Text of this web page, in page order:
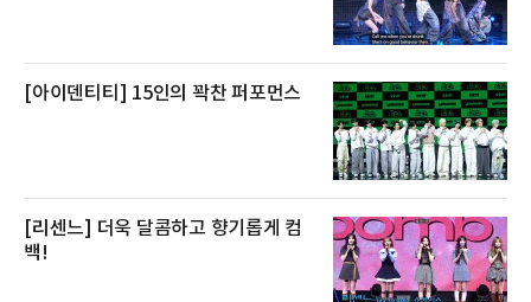
[아이덴티티] 15인의 꽉찬 퍼포먼스
[리센느] 더욱 달콤하고 향기롭게 컴
백!